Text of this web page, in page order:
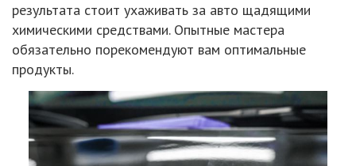
результата стоит ухаживать за авто щадящими
химическими средствами. Опытные мастера
обязательно порекомендуют вам оптимальные
продукты.